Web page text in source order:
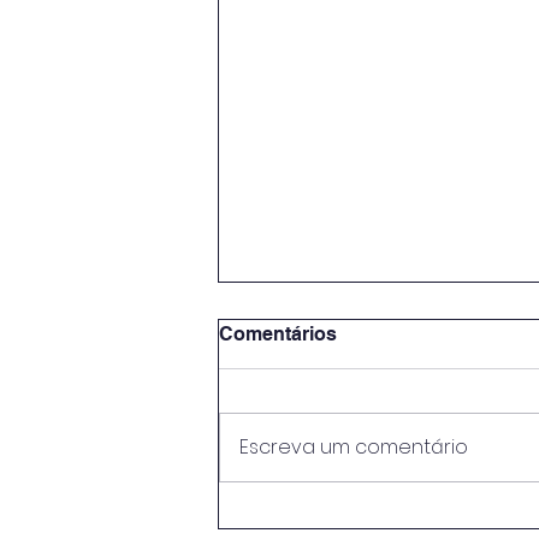
Comentários
Escreva um comentário